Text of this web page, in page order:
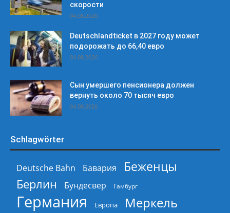
скорости
04.08.2026
Deutschlandticket в 2027 году может
подорожать до 66,40 евро
04.08.2026
Сын умершего пенсионера должен
вернуть около 70 тысяч евро
04.08.2026
Schlagwörter
Deutsche Bahn Бавария
Беженцы
Берлин
Бундесвер Гамбург
Германия Европа Меркель